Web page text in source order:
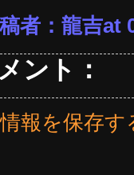
者：龍吉at
ント：
報を保存す